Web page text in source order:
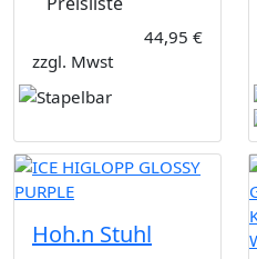
44,95 €
zzgl. Mwst
Hoh.n Stuhl